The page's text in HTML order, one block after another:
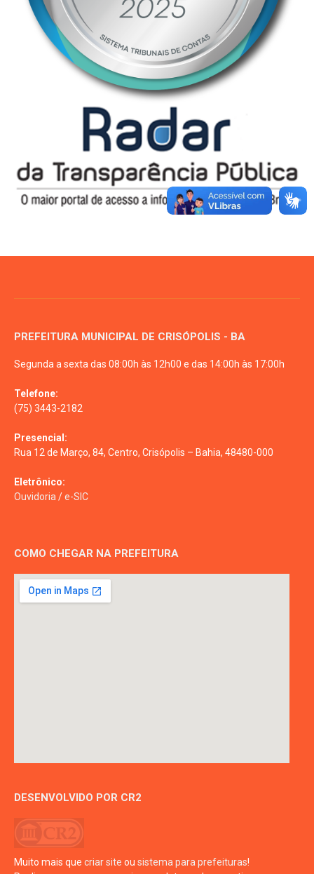
PREFEITURA MUNICIPAL DE CRISÓPOLIS - BA
Segunda a sexta das 08:00h às 12h00 e das 14:00h às 17:00h
Telefone:
(75) 3443-2182
Presencial:
Rua 12 de Março, 84, Centro, Crisópolis – Bahia, 48480-000
Eletrônico:
Ouvidoria /e-SIC
COMO CHEGAR NA PREFEITURA
DESENVOLVIDO POR CR2
Muito mais que criar site ou sistema para prefeituras!